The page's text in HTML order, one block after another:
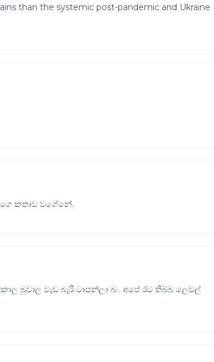
than the systemic post-pandemic and Ukraine
කතාව වගේනේ.
වැඩ බැරි ටාසන්ලා බං. අපේ රට තිබ්බ ලෙවල්